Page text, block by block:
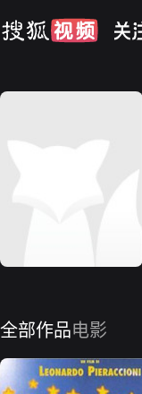
全部作品电影